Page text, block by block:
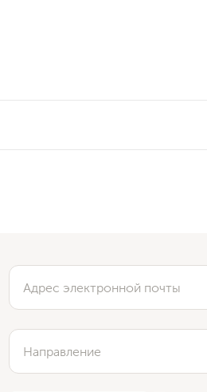
Адрес электронной почты
Направление